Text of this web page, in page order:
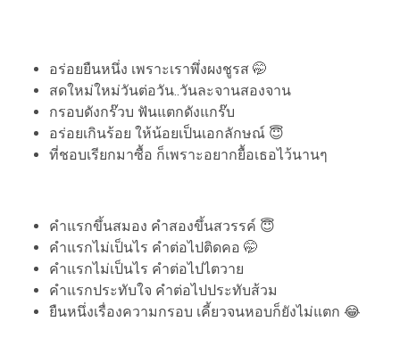
อร่อยยืนหนึ่ง เพราะเราพึ่งผงชูรส 🤭
สดใหม่ใหม่วันต่อวัน..วันละจานสองจาน
กรอบดังกร๊วบ ฟันแตกดังแกร๊บ
อร่อยเกินร้อย ให้น้อยเป็นเอกลักษณ์ 😇
ที่ชอบเรียกมาซื้อ ก็เพราะอยากยื้อเธอไว้นานๆ
คำแรกขึ้นสมอง คำสองขึ้นสวรรค์ 😇
คำแรกไม่เป็นไร คำต่อไปติดคอ 🤭
คำแรกไม่เป็นไร คำต่อไปไตวาย
คำแรกประทับใจ คำต่อไปประทับส้วม
ยืนหนึ่งเรื่องความกรอบ เคี้ยวจนหอบก็ยังไม่แตก 😂